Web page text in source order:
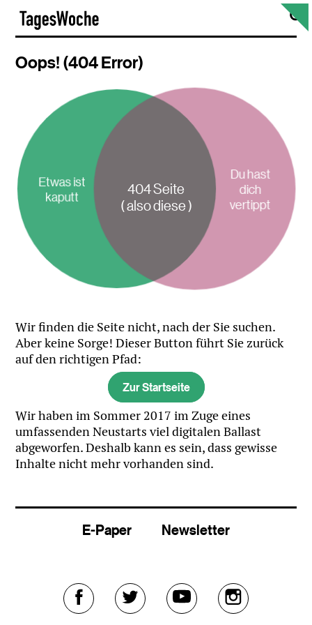
Skip
content
Oops! (404 Error)
Etwas ist
kaputt
404 Seite
( also diese )
Du hast
dich
vertippt
Wir finden die Seite nicht, nach der Sie suchen.
Aber keine Sorge! Dieser Button führt Sie zurück
auf den richtigen Pfad:
Zur Startseite
Wir haben im Sommer 2017 im Zuge eines
umfassenden Neustarts viel digitalen Ballast
abgeworfen. Deshalb kann es sein, dass gewisse
Inhalte nicht mehr vorhanden sind.
E-Paper Newsletter
Externer Externer Externer Externer